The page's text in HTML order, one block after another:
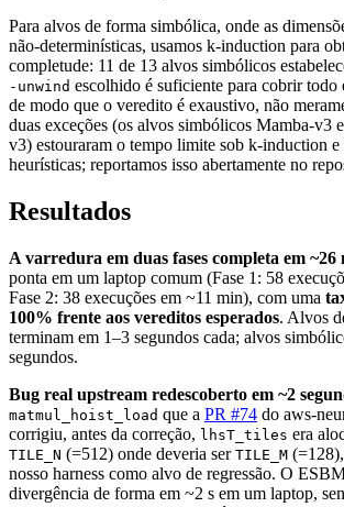
Para alvos de forma simbólica, onde as
não-determinísticas, usamos k-induction para
completude: 11 de 13 alvos simbólicos
-unwind escolhido é suficiente para cobrir todo
de modo que o veredito é exaustivo, não
duas exceções (os alvos simbólicos Mamba-v3
v3) estouraram o tempo limite sob k-induction e
heurísticas; reportamos isso abertamente no
Resultados
A varredura em duas fases completa em ~26
ponta em um laptop comum (Fase 1: 58
Fase 2: 38 execuções em ~11 min), com uma
100% frente aos vereditos esperados. Alvos
terminam em 1–3 segundos cada; alvos
segundos.
Bug real upstream redescoberto em ~2
matmul_hoist_load que a PR #74 do aws-
corrigiu, antes da correção, lhsT_tiles era
TILE_N (=512) onde deveria ser TILE_M
nosso harness como alvo de regressão. O
divergência de forma em ~2 s em um laptop,